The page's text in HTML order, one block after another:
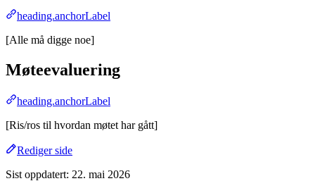
heading.anchorLabel
[Alle må digge noe]
Møteevaluering
heading.anchorLabel
[Ris/ros til hvordan møtet har gått]
Rediger side
Sist oppdatert: 22. mai 2026